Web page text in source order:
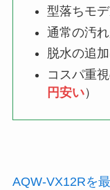
型落ちモ
通常の汚
脱水の追
コスパ重
円安い）
AQW-VX12Rを